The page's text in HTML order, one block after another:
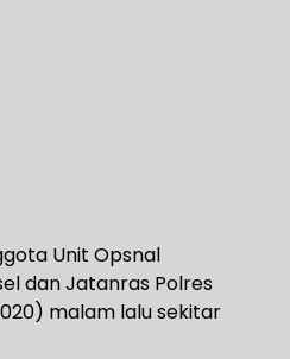
Unit Opsnal
dan Jatanras Polres
malam lalu sekitar